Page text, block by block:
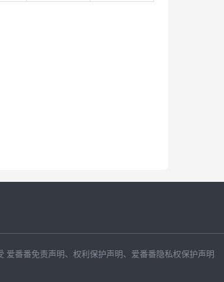
爱番番免责声明 、 权利保护声明 、 爱番番隐私权保护声明